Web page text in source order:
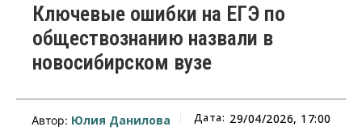
Ключевые ошибки на ЕГЭ по
обществознанию назвали в
новосибирском вузе
Автор: Юлия Данилова Дата: 29/04/2026, 17:00